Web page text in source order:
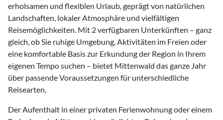
erholsamen und flexiblen Urlaub, geprägt von natürlichen
Landschaften, lokaler Atmosphäre und vielfältigen
Reisemöglichkeiten. Mit 2 verfügbaren Unterkünften – ganz
gleich, ob Sie ruhige Umgebung, Aktivitäten im Freien oder
eine komfortable Basis zur Erkundung der Region in Ihrem
eigenen Tempo suchen – bietet Mittenwald das ganze Jahr
über passende Voraussetzungen für unterschiedliche
Reisearten.
Der Aufenthalt in einer privaten Ferienwohnung oder einem